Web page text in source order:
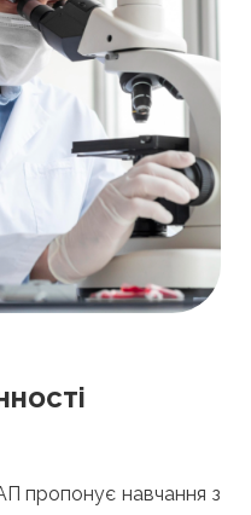
пропонує навчання з